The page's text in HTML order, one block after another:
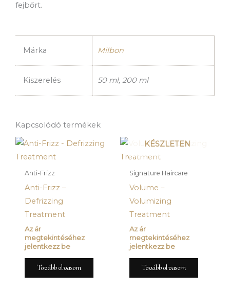
fejbőrt.
Márka Milbon
Kiszerelés 50 ml, 200 ml
Kapcsolódó termékek
Anti-Frizz
Anti-Frizz –
Defrizzing
Treatment
Az ár
megtekintéséhez
jelentkezz be
Tovább olvasom
KÉSZLETEN
Signature Haircare
Volume –
Volumizing
Treatment
Az ár
megtekintéséhez
jelentkezz be
Tovább olvasom